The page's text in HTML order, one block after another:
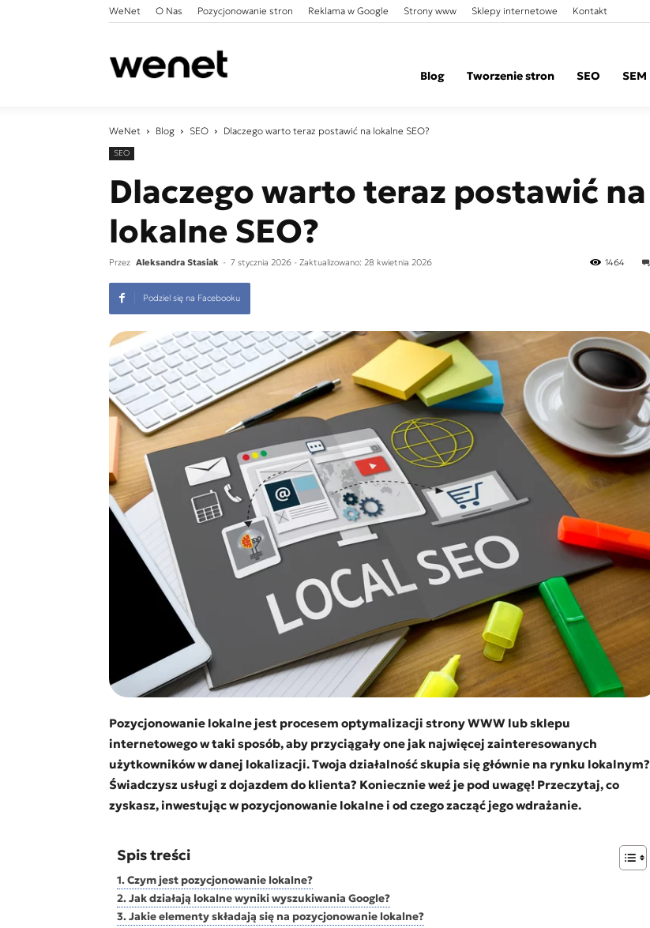
WeNet O Nas Pozycjonowanie stron Reklama w Google Strony www Sklepy internetowe Kontakt
Blog
Tworzenie stron SEO SEM
WeNet Blog SEO Dlaczego warto teraz postawić na lokalne SEO?
SEO
Dlaczego warto teraz postawić na
lokalne SEO?
Przez Aleksandra Stasiak - 7 stycznia 2026 - Zaktualizowano: 28 kwietnia 2026 1464
Podziel się na Facebooku
Pozycjonowanie lokalne jest procesem optymalizacji strony WWW lub sklepu
internetowego w taki sposób, aby przyciągały one jak najwięcej zainteresowanych
użytkowników w danej lokalizacji. Twoja działalność skupia się głównie na rynku lokalnym?
Świadczysz usługi z dojazdem do klienta? Koniecznie weź je pod uwagę! Przeczytaj, co
zyskasz, inwestując w pozycjonowanie lokalne i od czego zacząć jego wdrażanie.
Spis treści
Czym jest pozycjonowanie lokalne?
Jak działają lokalne wyniki wyszukiwania Google?
Jakie elementy składają się na pozycjonowanie lokalne?